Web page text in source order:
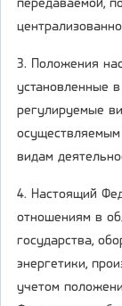
передаваемой,
3. Положения
установленные
регулируемые
видам
4. Настоящий
отношениям в
государства,
энергетики,
учетом